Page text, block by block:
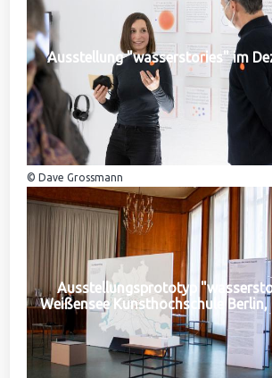
Ausstellung "wasserstories" im
© Dave Grossmann
Ausstellungsprototyp
Weißensee Kunsthochschule Berlin,